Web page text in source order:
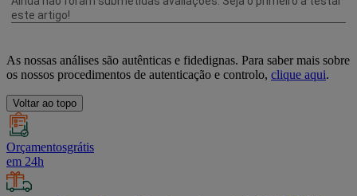
As nossas análises são autênticas e fidedignas. Para saber mais sobre
os nossos procedimentos de autenticação e controlo, clique aqui.
Voltar ao topo
Orçamentosgrátis
em 24h